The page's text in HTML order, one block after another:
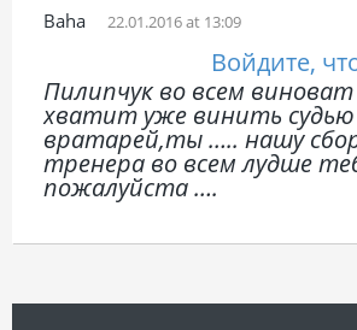
Baha 22.01.2016 at 13:09
Войдите,
Пилипчук во всем
хватит уже винить судью
вратарей,ты ….. нашу
тренера во всем лудше
пожалуйста ….